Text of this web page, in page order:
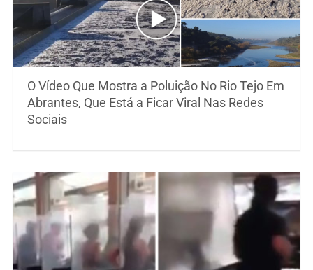
O Vídeo Que Mostra a Poluição No Rio Tejo Em
Abrantes, Que Está a Ficar Viral Nas Redes
Sociais